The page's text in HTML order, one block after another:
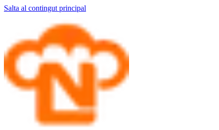
Salta al contingut principal